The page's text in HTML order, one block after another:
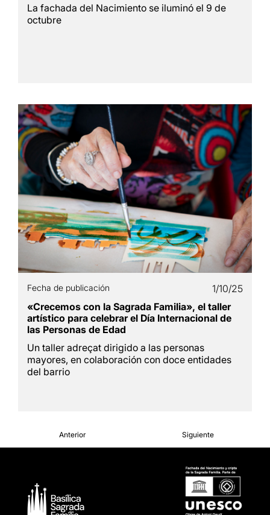
La fachada del Nacimiento se iluminó el 9 de
octubre
Fecha de publicación
1/10/25
«Crecemos con la Sagrada Familia», el taller
artístico para celebrar el Día Internacional de
las Personas de Edad
Un taller adreçat dirigido a las personas
mayores, en colaboración con doce entidades
del barrio
Anterior Siguiente